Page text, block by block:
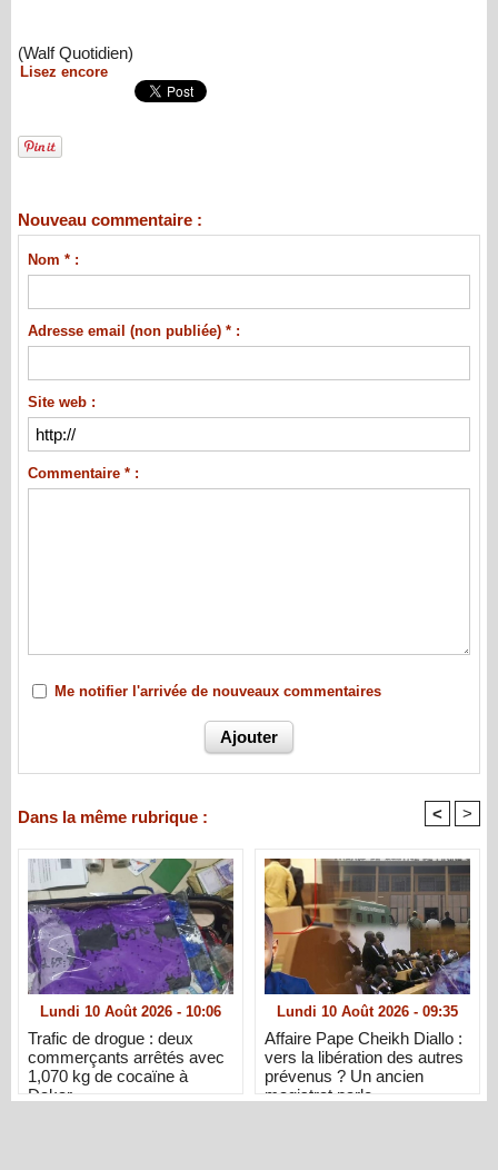
(Walf Quotidien)
Lisez encore
Nouveau commentaire :
Nom * :
Adresse email (non publiée) * :
Site web :
Commentaire * :
Me notifier l'arrivée de nouveaux commentaires
Dans la même rubrique : < >
Lundi 10 Août 2026 - 10:06
Trafic de drogue : deux
commerçants arrêtés avec
1,070 kg de cocaïne à
Dakar
Lundi 10 Août 2026 - 09:35
Affaire Pape Cheikh Diallo :
vers la libération des autres
prévenus ? Un ancien
magistrat parle